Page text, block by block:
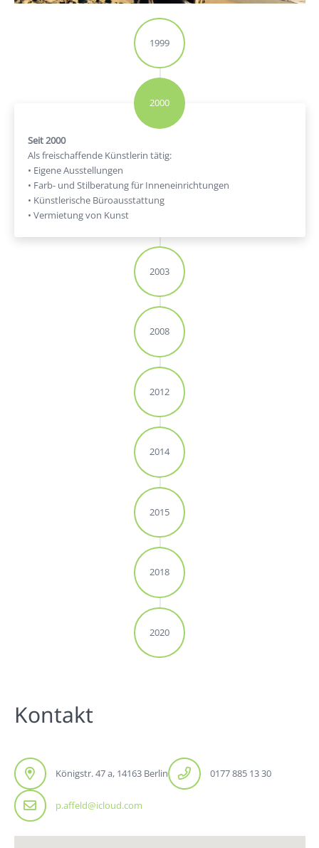
1999
2000
Seit 2000
Als freischaffende Künstlerin tätig:
• Eigene Ausstellungen
• Farb- und Stilberatung für Inneneinrichtungen
• Künstlerische Büroausstattung
• Vermietung von Kunst
2003
2008
2012
2014
2015
2018
2020
Kontakt
Königstr. 47 a, 14163 Berlin 0177 885 13 30
p.affeld@icloud.com